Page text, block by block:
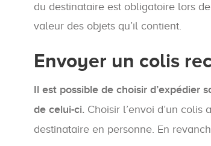
du destinataire est obligatoire lors
valeur des objets qu’il contient.
Envoyer un colis
Il est possible de choisir d’expédier
de celui-ci. Choisir l’envoi d’un
destinataire en personne. En